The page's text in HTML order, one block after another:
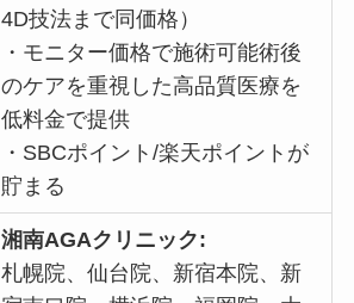
4D技法まで同価格）
・ モニター価格で施術可能術後
のケアを重視した高品質医療を
低料金で提供
・ SBCポイント/楽天ポイントが
貯まる
湘南AGAクリニック:
札幌院、仙台院、新宿本院、新